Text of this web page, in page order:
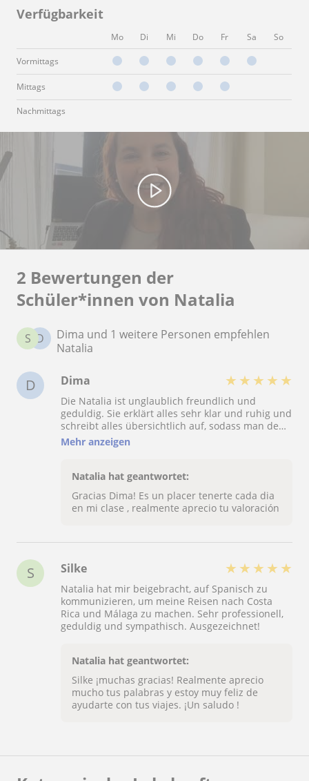
Verfügbarkeit
Mo Di Mi Do Fr Sa So
Vormittags
Mittags
Nachmittags
2 Bewertungen der
Schüler*innen von Natalia
D
S
Dima und 1 weitere Personen empfehlen
Natalia
D Dima ★ ★ ★ ★ ★
Die Natalia ist unglaublich freundlich und
geduldig. Sie erklärt alles sehr klar und ruhig und
schreibt alles übersichtlich auf, sodass man den
Unterricht leicht nachvollziehen und verstehen
kann. Am Ende jeder Stunde bekommt man eine
gemacht hat. So kann man alles in Ruhe noch
immer gut gelaunt, schafft eine angenehme
Lernatmosphäre und man merkt, dass sie ihren
Unterricht mit ihr.
Mehr anzeigen
Natalia hat geantwortet:
Gracias Dima! Es un placer tenerte cada dia
en mi clase , realmente aprecio tu valoración
S Silke ★ ★ ★ ★ ★
Natalia hat mir beigebracht, auf Spanisch zu
kommunizieren, um meine Reisen nach Costa
Rica und Málaga zu machen. Sehr professionell,
geduldig und sympathisch. Ausgezeichnet!
Natalia hat geantwortet:
Silke ¡muchas gracias! Realmente aprecio
mucho tus palabras y estoy muy feliz de
ayudarte con tus viajes. ¡Un saludo !